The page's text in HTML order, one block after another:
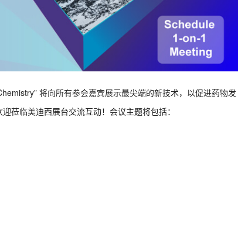
将向所有参会嘉宾展示最尖端的新技术，以促进药物发
莅临美迪西展台交流互动！会议主题将包括：